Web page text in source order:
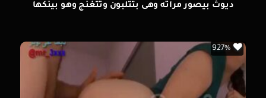
ديوث بيصور مراته وهى بتتلبون وتتغنج وهو بينكها
927%